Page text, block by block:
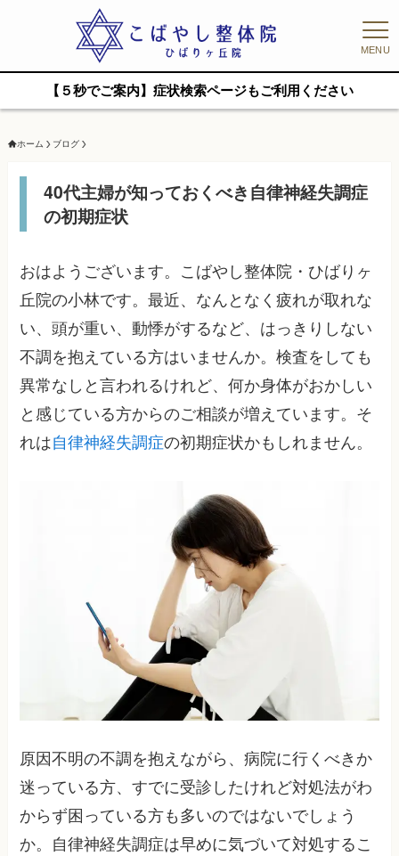
MENU
【５秒でご案内】症状検索ページもご利用ください
ホーム ブログ
40代主婦が知っておくべき自律神経失調症
の初期症状
おはようございます。こばやし整体院・ひばりヶ
丘院の小林です。最近、なんとなく疲れが取れな
い、頭が重い、動悸がするなど、はっきりしない
不調を抱えている方はいませんか。検査をしても
異常なしと言われるけれど、何か身体がおかしい
と感じている方からのご相談が増えています。そ
れは自律神経失調症の初期症状かもしれません。
原因不明の不調を抱えながら、病院に行くべきか
迷っている方、すでに受診したけれど対処法がわ
からず困っている方も多いのではないでしょう
か。自律神経失調症は早めに気づいて対処するこ